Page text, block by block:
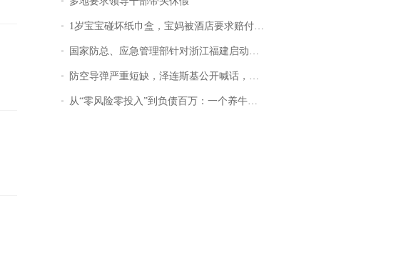
1岁宝宝碰坏纸巾盒，宝妈被酒店要求赔付924元！三亚一酒店回复：骨瓷定制！网友一查价格，吵翻了
国家防总、应急管理部针对浙江福建启动防汛防台风四级应急响应
防空导弹严重短缺，泽连斯基公开喊话，乌克兰失去导弹拦截能力？
从“零风险零投入”到负债百万：一个养牛项目崩盘后，谁该为农户的贷款买单丨红星调查